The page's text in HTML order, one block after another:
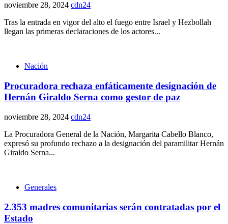
noviembre 28, 2024 cdn24
Tras la entrada en vigor del alto el fuego entre Israel y Hezbollah
llegan las primeras declaraciones de los actores...
Nación
Procuradora rechaza enfáticamente designación de
Hernán Giraldo Serna como gestor de paz
noviembre 28, 2024 cdn24
La Procuradora General de la Nación, Margarita Cabello Blanco,
expresó su profundo rechazo a la designación del paramilitar Hernán
Giraldo Serna...
Generales
2.353 madres comunitarias serán contratadas por el
Estado